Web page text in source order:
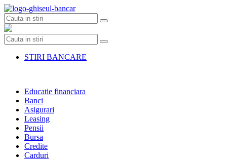
Skip
to
content
STIRI BANCARE
Educatie financiara
Banci
Asigurari
Leasing
Pensii
Bursa
Credite
Carduri